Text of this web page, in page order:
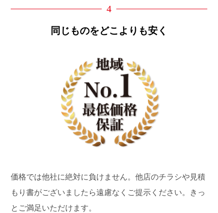
4
同じものをどこよりも安く
価格では他社に絶対に負けません。他店のチラシや見積
もり書がございましたら遠慮なくご提示ください。きっ
とご満足いただけます。